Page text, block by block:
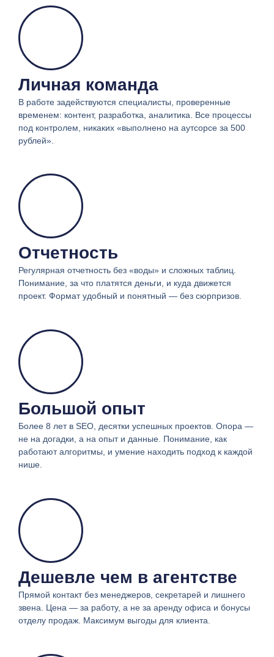
Личная команда
В работе задействуются специалисты, проверенные
временем: контент, разработка, аналитика. Все процессы
под контролем, никаких «выполнено на аутсорсе за 500
рублей».
Отчетность
Регулярная отчетность без «воды» и сложных таблиц.
Понимание, за что платятся деньги, и куда движется
проект. Формат удобный и понятный — без сюрпризов.
Большой опыт
Более 8 лет в SEO, десятки успешных проектов. Опора —
не на догадки, а на опыт и данные. Понимание, как
работают алгоритмы, и умение находить подход к каждой
нише.
Дешевле чем в агентстве
Прямой контакт без менеджеров, секретарей и лишнего
звена. Цена — за работу, а не за аренду офиса и бонусы
отделу продаж. Максимум выгоды для клиента.